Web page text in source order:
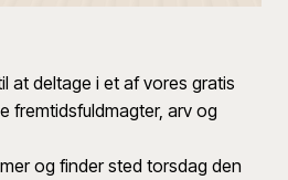
at deltage i et af vores gratis
fremtidsfuldmagter, arv og
og finder sted torsdag den